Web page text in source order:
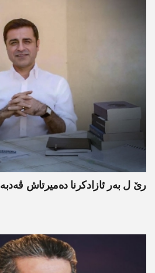
رێ ل بەر ئازادکرنا دەمیرتاش ڤەدبە